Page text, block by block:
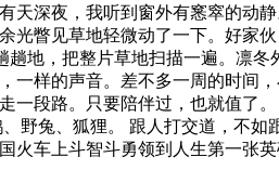
深夜，我听到窗外有窸窣的动
瞥见草地轻微动了一下。好家
地，把整片草地扫描一遍。凛
样的声音。差不多一周的时间
段路。只要陪伴过，也就值了
野兔、狐狸。 跟人打交道，不
车上斗智斗勇领到人生第一张